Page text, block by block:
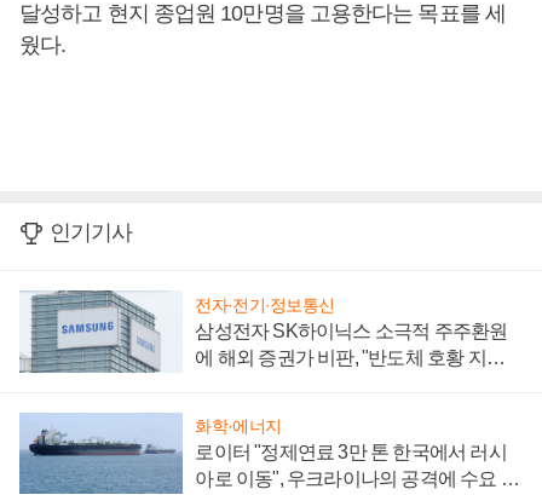
달성하고 현지 종업원 10만명을 고용한다는 목표를 세
웠다.
인기기사
전자·전기·정보통신
삼성전자 SK하이닉스 소극적 주주환원
에 해외 증권가 비판, "반도체 호황 지속
화학·에너지
로이터 "정제연료 3만 톤 한국에서 러시
아로 이동", 우크라이나의 공격에 수요 늘